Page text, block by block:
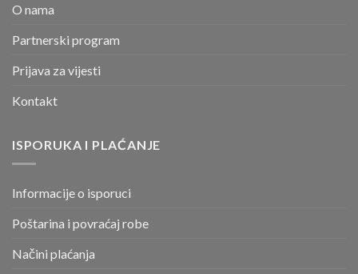
O nama
Partnerski program
Prijava za vijesti
Kontakt
ISPORUKA I PLAĆANJE
Informacije o isporuci
Poštarina i povraćaj robe
Načini plaćanja